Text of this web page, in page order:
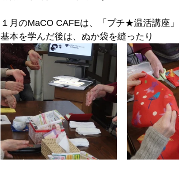
１月のMaCO CAFEは、「プチ★温活講座」
基本を学んだ後は、ぬか袋を縫ったり